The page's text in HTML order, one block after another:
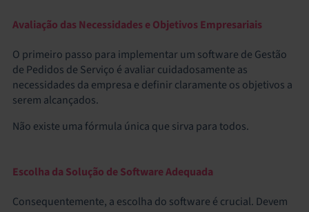
Avaliação das Necessidades e Objetivos Empresariais
O primeiro passo para implementar um software de Gestão
de Pedidos de Serviço é avaliar cuidadosamente as
necessidades da empresa e definir claramente os objetivos a
serem alcançados.
Não existe uma fórmula única que sirva para todos.
Escolha da Solução de Software Adequada
Consequentemente, a escolha do software é crucial. Devem